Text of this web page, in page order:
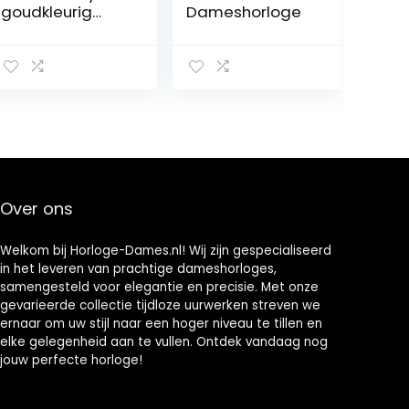
goudkleurig
Dameshorloge
Over ons
Welkom bij Horloge-Dames.nl! Wij zijn gespecialiseerd
in het leveren van prachtige dameshorloges,
samengesteld voor elegantie en precisie. Met onze
gevarieerde collectie tijdloze uurwerken streven we
ernaar om uw stijl naar een hoger niveau te tillen en
elke gelegenheid aan te vullen. Ontdek vandaag nog
jouw perfecte horloge!